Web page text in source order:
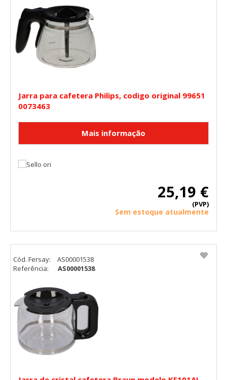
Jarra para cafetera Philips, codigo original 99651
0073463
25,19 €
(PVP)
Sem estoque atualmente
Cód. Fersay:
AS00001538
Referência:
AS00001538